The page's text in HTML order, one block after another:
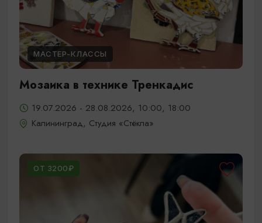
МАСТЕР-КЛАССЫ
Мозаика в технике Тренкадис
19.07.2026 - 28.08.2026, 10:00, 18:00
Калининград, Студия «Стёкла»
ОТ 3200₽